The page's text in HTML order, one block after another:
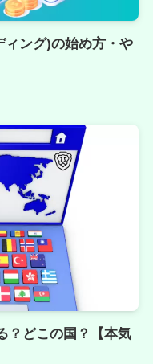
ィング)の始め方・や
？どこの国？【本気